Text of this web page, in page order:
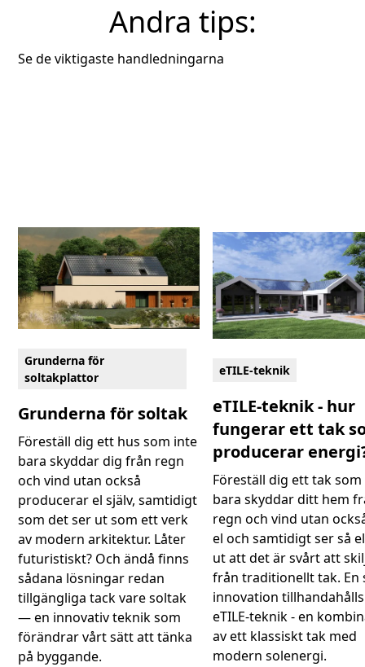
Andra tips:
Se de viktigaste handledningarna
Grunderna för
soltakplattor
Grunderna för soltak
Föreställ dig ett hus som inte
bara skyddar dig från regn
och vind utan också
producerar el själv, samtidigt
som det ser ut som ett verk
av modern arkitektur. Låter
futuristiskt? Och ändå finns
sådana lösningar redan
tillgängliga tack vare soltak
— en innovativ teknik som
förändrar vårt sätt att tänka
på byggande.
eTILE-teknik
eTILE-teknik - hur
fungerar ett tak
producerar
Föreställ dig ett tak
bara skyddar ditt hem
regn och vind utan
el och samtidigt ser så
ut att det är svårt att
från traditionellt tak. En
innovation
eTILE-teknik - en
av ett klassiskt tak med
modern solenergi.